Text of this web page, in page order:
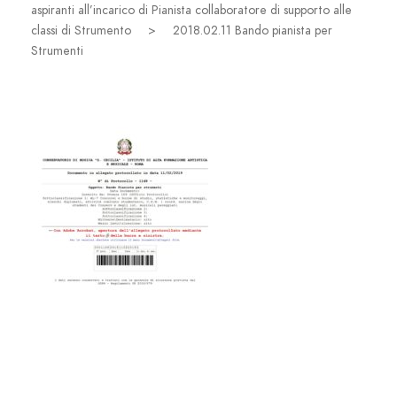
aspiranti all’incarico di Pianista collaboratore di supporto alle
classi di Strumento
>
2018.02.11 Bando pianista per
Strumenti